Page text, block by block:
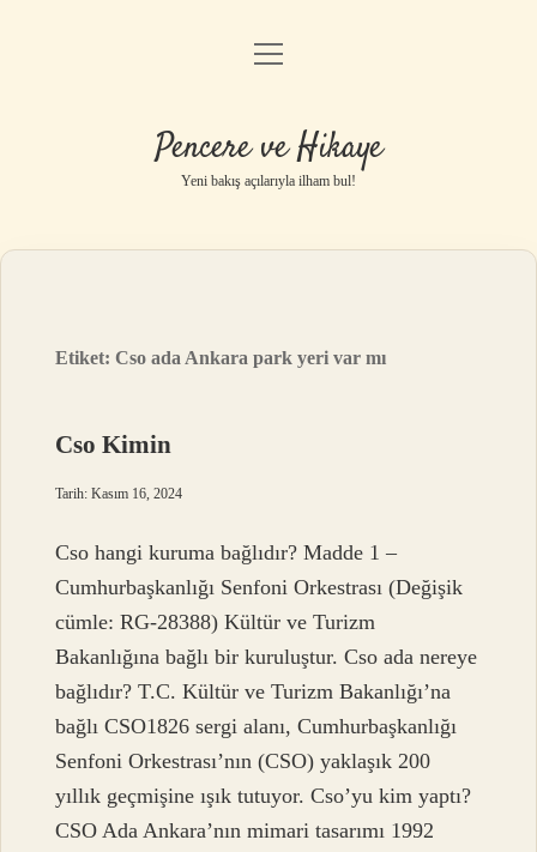
Anasayfa
Yasal Uyarı
menüyü
Pencere ve Hikaye
Yeni bakış açılarıyla ilham bul!
Etiket:Cso ada Ankara park yeri var mı
Cso Kimin
Tarih: Kasım 16, 2024
Cso hangi kuruma bağlıdır? Madde 1 –
Cumhurbaşkanlığı Senfoni Orkestrası (Değişik
cümle: RG-28388) Kültür ve Turizm
Bakanlığına bağlı bir kuruluştur. Cso ada nereye
bağlıdır? T.C. Kültür ve Turizm Bakanlığı’na
bağlı CSO1826 sergi alanı, Cumhurbaşkanlığı
Senfoni Orkestrası’nın (CSO) yaklaşık 200
yıllık geçmişine ışık tutuyor. Cso’yu kim yaptı?
CSO Ada Ankara’nın mimari tasarımı 1992